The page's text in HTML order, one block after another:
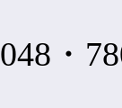
・